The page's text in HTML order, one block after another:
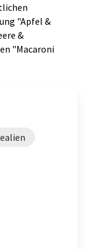
"Apfel &
&
"Macaroni